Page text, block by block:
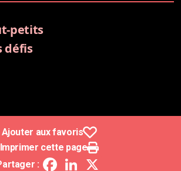
petits
défis
: FacebookLinkedIn
Imprimer cette page
Ajouter aux favoris